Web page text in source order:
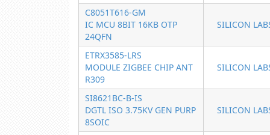
C8051T616-GM
IC MCU 8BIT 16KB OTP
24QFN
SILICON
ETRX3585-LRS
MODULE ZIGBEE CHIP ANT
R309
SILICON
SI8621BC-B-IS
DGTL ISO 3.75KV GEN PURP
8SOIC
SILICON